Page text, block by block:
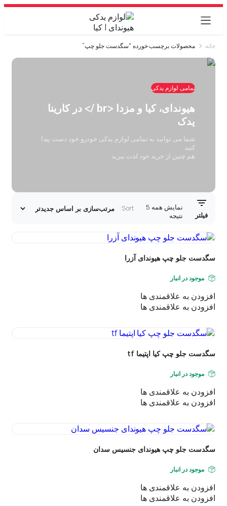
خانه محصولات برچسب خورده “سگدست جلو چپ”
تمامی لوازم یدکی
هیوندای، کیا و مزدا <br /> در کارینا
یدک
شما می توانید به تمامی لوازم یدکی خودرو خود دست پیدا
کنید
هم چنین از خرید خود لذت ببرید
فیلتر
نمایش همه 5
نتیجهمرتب‌سازی
اساس
جدیدترین
Sort:
سگدست جلو چپ هیوندای آزرا
موجود در انبار
افزودن به علاقمندی ها
افزودن به علاقمندی ها
سگدست جلو چپ کیا اپتیما tf
موجود در انبار
افزودن به علاقمندی ها
افزودن به علاقمندی ها
سگدست جلو چپ هیوندای جنسیس سدان
موجود در انبار
افزودن به علاقمندی ها
افزودن به علاقمندی ها